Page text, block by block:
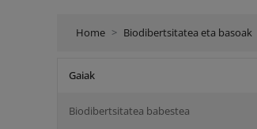
Home Biodibertsitatea eta basoak
Gaiak
Biodibertsitatea babestea